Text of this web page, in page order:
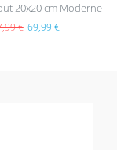
20x20 cm Moderne
MDF avec vitre en
€ 69,99 €